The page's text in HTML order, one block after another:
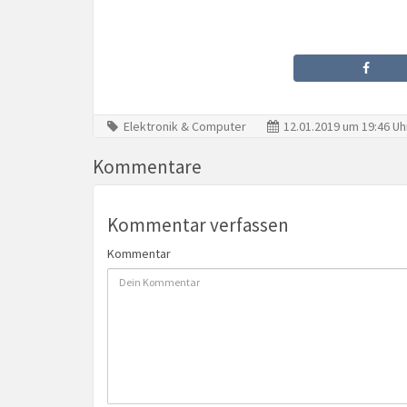
Elektronik & Computer 12.01.2019 um 19:46
Kommentare
Kommentar verfassen
Kommentar